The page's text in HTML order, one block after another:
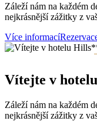
Záleží nám na každém
nejkrásnější zážitky z
Více informací
Vítejte v
Záleží nám na každém
nejkrásnější zážitky z